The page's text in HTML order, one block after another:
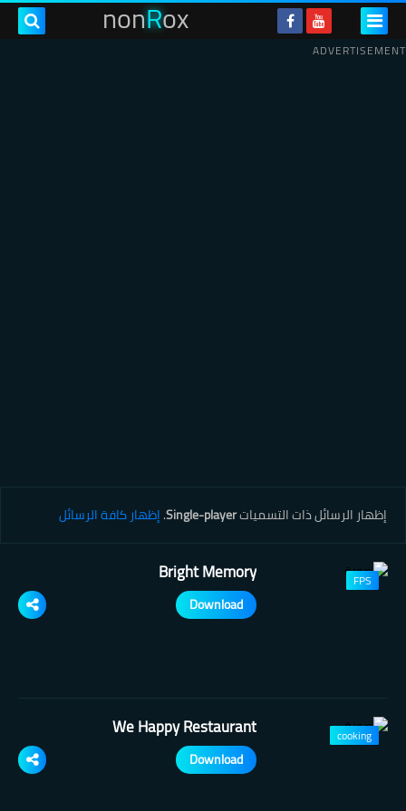
nonRox
ADVERTISEMENT
‏إظهار الرسائل ذات التسمياتSingle-player
.إظهار كافة الرسائل
FPS
Bright Memory
Download
cooking
We Happy Restaurant
Download